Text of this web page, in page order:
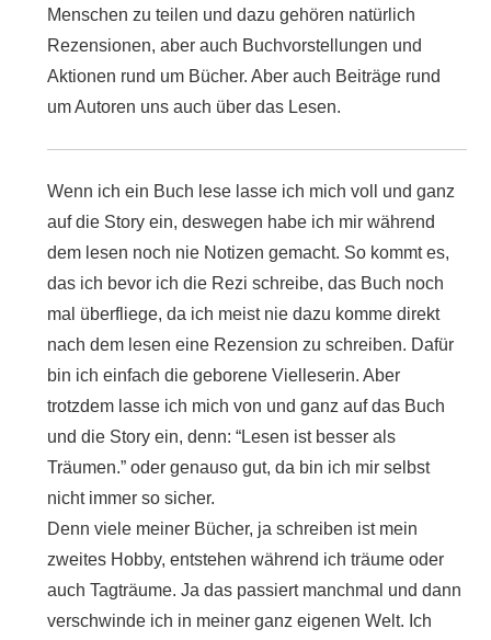
Menschen zu teilen und dazu gehören natürlich
Rezensionen, aber auch Buchvorstellungen und
Aktionen rund um Bücher. Aber auch Beiträge rund
um Autoren uns auch über das Lesen.
Wenn ich ein Buch lese lasse ich mich voll und ganz
auf die Story ein, deswegen habe ich mir während
dem lesen noch nie Notizen gemacht. So kommt es,
das ich bevor ich die Rezi schreibe, das Buch noch
mal überfliege, da ich meist nie dazu komme direkt
nach dem lesen eine Rezension zu schreiben. Dafür
bin ich einfach die geborene Vielleserin. Aber
trotzdem lasse ich mich von und ganz auf das Buch
und die Story ein, denn: “Lesen ist besser als
Träumen.” oder genauso gut, da bin ich mir selbst
nicht immer so sicher.
Denn viele meiner Bücher, ja schreiben ist mein
zweites Hobby, entstehen während ich träume oder
auch Tagträume. Ja das passiert manchmal und dann
verschwinde ich in meiner ganz eigenen Welt. Ich